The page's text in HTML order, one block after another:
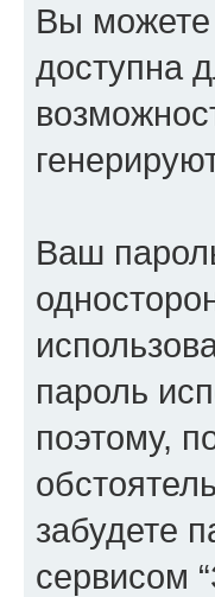
Вы можете
доступна
Ваш
пароль
поэтому,
забудете
сервисом